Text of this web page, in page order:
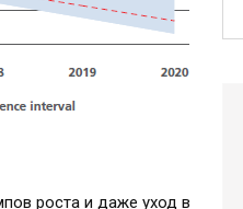
роста и даже уход в